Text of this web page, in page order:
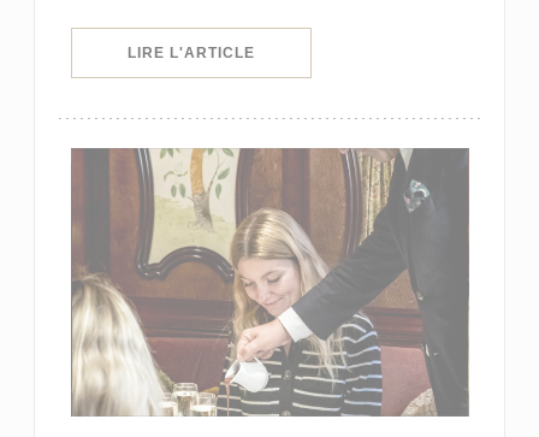
LIRE L'ARTICLE((OUVRE UNE NOUVELLE